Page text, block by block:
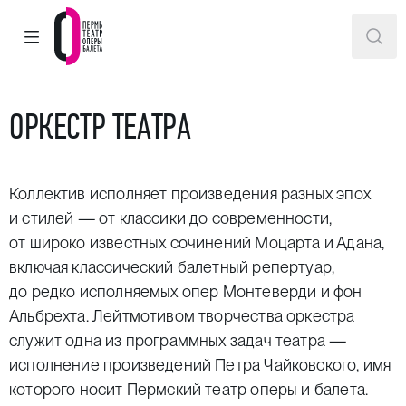
ГЛАВНОЕ МЕНЮ
Пермский театр оперы и балета
ОРКЕСТР ТЕАТРА
Коллектив исполняет произведения разных эпох
и стилей — от классики до современности,
от широко известных сочинений Моцарта и Адана,
включая классический балетный репертуар,
до редко исполняемых опер Монтеверди и фон
Альбрехта. Лейтмотивом творчества оркестра
служит одна из программных задач театра —
исполнение произведений Петра Чайковского, имя
которого носит Пермский театр оперы и балета.